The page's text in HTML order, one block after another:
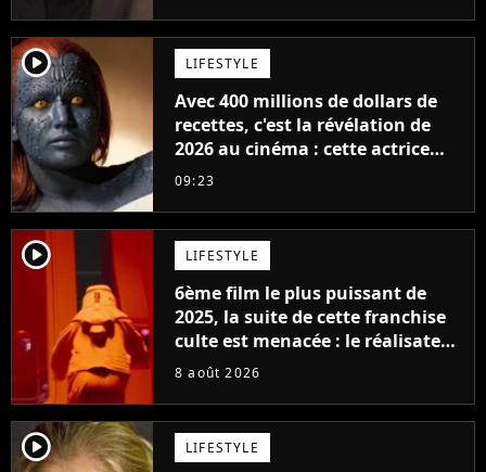
player2 LIFESTYLE
Avec 400 millions de dollars de
recettes, c'est la révélation de
2026 au cinéma : cette actrice
adorée prête à remplacer
09:23
player2 LIFESTYLE
6ème film le plus puissant de
2025, la suite de cette franchise
culte est menacée : le réalisateur
claque la porte pour "différends
8 août 2026
player2 LIFESTYLE